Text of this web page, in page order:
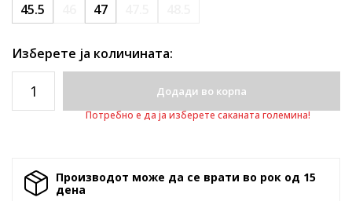
45.5
47
Изберете ја количината:
Додади во корпа
Потребно е да ја изберете саканата големина!
Производот може да се врати во рок од 15
денa